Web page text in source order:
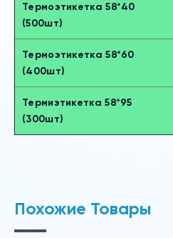
Термоэтикетка 58*40
(500шт)
Термоэтикетка 58*60
(400шт)
Термиэтикетка 58*95
(300шт)
Похожие Товары